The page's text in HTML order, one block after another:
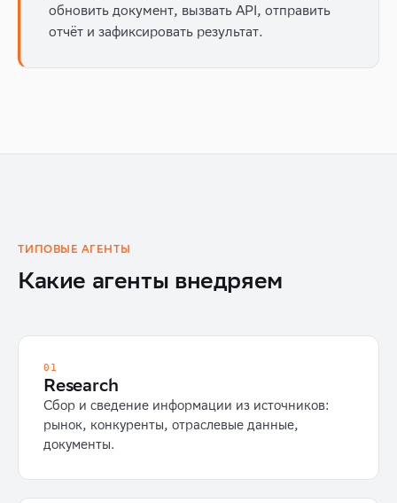
обновить документ, вызвать API, отправить
отчёт и зафиксировать результат.
ТИПОВЫЕ АГЕНТЫ
Какие агенты внедряем
01
Research
Сбор и сведение информации из источников:
рынок, конкуренты, отраслевые данные,
документы.